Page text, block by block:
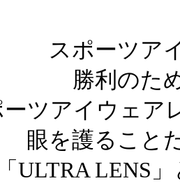
スポーツア
勝利のた
ーツアイウェア
眼を護ること
「ULTRA LENS